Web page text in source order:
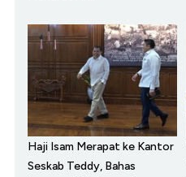
Haji Isam Merapat ke Kantor
Seskab Teddy, Bahas